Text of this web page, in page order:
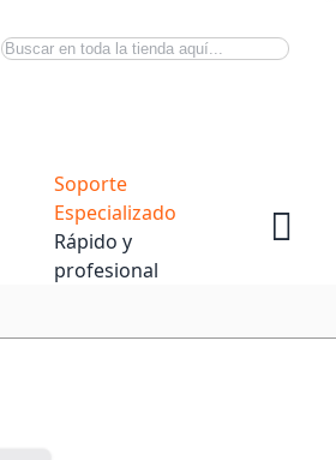
Buscar
Soporte
Especializado
Rápido y
profesional